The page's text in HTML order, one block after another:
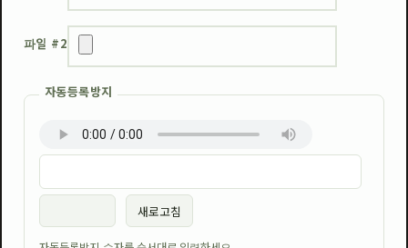
파일 #2
자동등록방지
새로고침